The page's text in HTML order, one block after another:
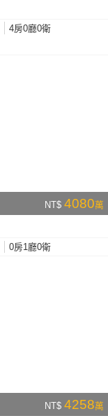
4房0廳0衛
NT$ 4080萬
0房1廳0衛
NT$ 4258萬